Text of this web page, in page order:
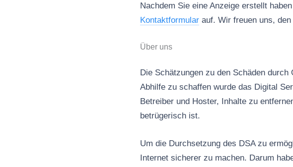
Nachdem Sie eine Anzeige erstellt
Kontaktformular auf. Wir freuen uns,
Über uns
Die Schätzungen zu den Schäden
Abhilfe zu schaffen wurde das Digital
Betreiber und Hoster, Inhalte zu
betrügerisch ist.
Um die Durchsetzung des DSA zu
Internet sicherer zu machen. Darum